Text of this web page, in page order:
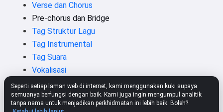
Verse dan Chorus
Pre-chorus dan Bridge
Tag Struktur Lagu
Tag Instrumental
Tag Suara
Vokalisasi
Seperti setiap laman web di internet, kami menggunakan kuki supaya
semuanya berfungsi dengan baik. Kami juga ingin mengumpul analitik
tanpa nama untuk menjadikan perkhidmatan ini lebih baik. Boleh?